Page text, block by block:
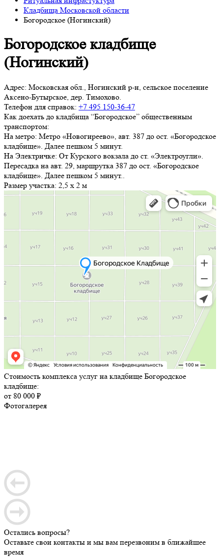
Кладбища Московской области
Богородское (Ногинский)
Богородское кладбище
(Ногинский)
Адрес: Московская обл., Ногинский р-н, сельское поселение
Аксено-Бутырское, дер. Тимохово.
Телефон для справок: +7 495 150-36-47
Как доехать до кладбища “Богородское” общественным
транспортом:
На метро: Метро «Новогиреево», авт. 387 до ост. «Богородское
кладбище». Далее пешком 5 минут.
На Электричке: От Курского вокзала до ст. «Электроугли».
Пересадка на авт. 29, маршрутка 387 до ост. «Богородское
кладбище». Далее пешком 5 минут..
Размер участка: 2,5 х 2 м
Стоимость комплекса услуг на кладбище Богородское
кладбище:
от 80 000 ₽
Фотогалерея
Остались вопросы?
Оставьте свои контакты и мы вам перезвоним в ближайшее
время